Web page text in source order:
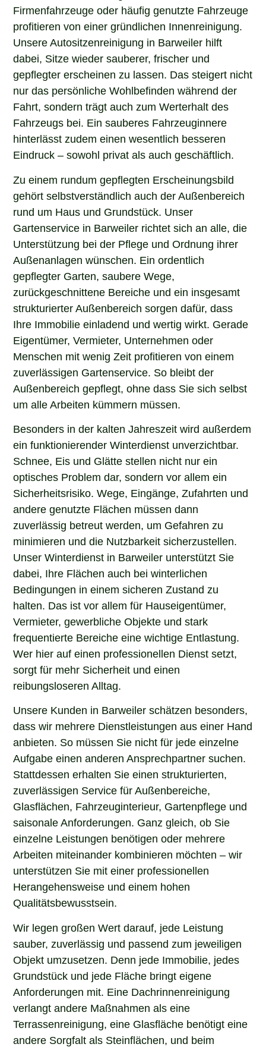
Firmenfahrzeuge oder häufig genutzte Fahrzeuge
profitieren von einer gründlichen Innenreinigung.
Unsere Autositzenreinigung in Barweiler hilft
dabei, Sitze wieder sauberer, frischer und
gepflegter erscheinen zu lassen. Das steigert nicht
nur das persönliche Wohlbefinden während der
Fahrt, sondern trägt auch zum Werterhalt des
Fahrzeugs bei. Ein sauberes Fahrzeuginnere
hinterlässt zudem einen wesentlich besseren
Eindruck – sowohl privat als auch geschäftlich.
Zu einem rundum gepflegten Erscheinungsbild
gehört selbstverständlich auch der Außenbereich
rund um Haus und Grundstück. Unser
Gartenservice in Barweiler richtet sich an alle, die
Unterstützung bei der Pflege und Ordnung ihrer
Außenanlagen wünschen. Ein ordentlich
gepflegter Garten, saubere Wege,
zurückgeschnittene Bereiche und ein insgesamt
strukturierter Außenbereich sorgen dafür, dass
Ihre Immobilie einladend und wertig wirkt. Gerade
Eigentümer, Vermieter, Unternehmen oder
Menschen mit wenig Zeit profitieren von einem
zuverlässigen Gartenservice. So bleibt der
Außenbereich gepflegt, ohne dass Sie sich selbst
um alle Arbeiten kümmern müssen.
Besonders in der kalten Jahreszeit wird außerdem
ein funktionierender Winterdienst unverzichtbar.
Schnee, Eis und Glätte stellen nicht nur ein
optisches Problem dar, sondern vor allem ein
Sicherheitsrisiko. Wege, Eingänge, Zufahrten und
andere genutzte Flächen müssen dann
zuverlässig betreut werden, um Gefahren zu
minimieren und die Nutzbarkeit sicherzustellen.
Unser Winterdienst in Barweiler unterstützt Sie
dabei, Ihre Flächen auch bei winterlichen
Bedingungen in einem sicheren Zustand zu
halten. Das ist vor allem für Hauseigentümer,
Vermieter, gewerbliche Objekte und stark
frequentierte Bereiche eine wichtige Entlastung.
Wer hier auf einen professionellen Dienst setzt,
sorgt für mehr Sicherheit und einen
reibungsloseren Alltag.
Unsere Kunden in Barweiler schätzen besonders,
dass wir mehrere Dienstleistungen aus einer Hand
anbieten. So müssen Sie nicht für jede einzelne
Aufgabe einen anderen Ansprechpartner suchen.
Stattdessen erhalten Sie einen strukturierten,
zuverlässigen Service für Außenbereiche,
Glasflächen, Fahrzeuginterieur, Gartenpflege und
saisonale Anforderungen. Ganz gleich, ob Sie
einzelne Leistungen benötigen oder mehrere
Arbeiten miteinander kombinieren möchten – wir
unterstützen Sie mit einer professionellen
Herangehensweise und einem hohen
Qualitätsbewusstsein.
Wir legen großen Wert darauf, jede Leistung
sauber, zuverlässig und passend zum jeweiligen
Objekt umzusetzen. Denn jede Immobilie, jedes
Grundstück und jede Fläche bringt eigene
Anforderungen mit. Eine Dachrinnenreinigung
verlangt andere Maßnahmen als eine
Terrassenreinigung, eine Glasfläche benötigt eine
andere Sorgfalt als Steinflächen, und beim